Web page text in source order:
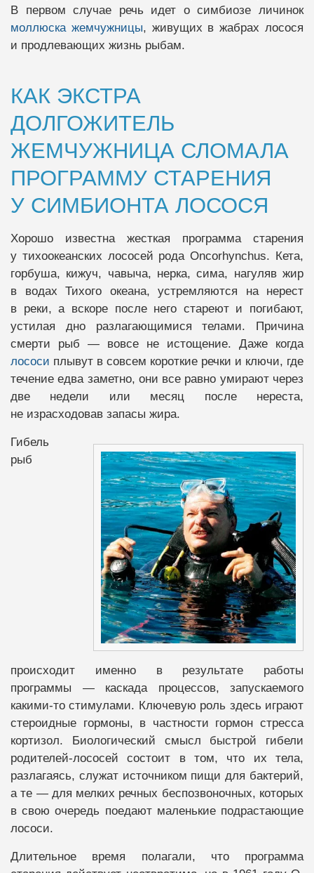
В первом случае речь идет о симбиозе личинок
моллюска жемчужницы, живущих в жабрах лосося
и продлевающих жизнь рыбам.
КАК ЭКСТРА
ДОЛГОЖИТЕЛЬ
ЖЕМЧУЖНИЦА СЛОМАЛА
ПРОГРАММУ СТАРЕНИЯ
У СИМБИОНТА ЛОСОСЯ
Хорошо известна жесткая программа старения
у тихоокеанских лососей рода Oncorhynchus. Кета,
горбуша, кижуч, чавыча, нерка, сима, нагуляв жир
в водах Тихого океана, устремляются на нерест
в реки, а вскоре после него стареют и погибают,
устилая дно разлагающимися телами. Причина
смерти рыб — вовсе не истощение. Даже когда
лососи плывут в совсем короткие речки и ключи, где
течение едва заметно, они все равно умирают через
две недели или месяц после нереста,
не израсходовав запасы жира.
Гибель
рыб
происходит именно в результате работы
программы — каскада процессов, запускаемого
какими-то стимулами. Ключевую роль здесь играют
стероидные гормоны, в частности гормон стресса
кортизол. Биологический смысл быстрой гибели
родителей-лососей состоит в том, что их тела,
разлагаясь, служат источником пищи для бактерий,
а те — для мелких речных беспозвоночных, которых
в свою очередь поедают маленькие подрастающие
лососи.
Длительное время полагали, что программа